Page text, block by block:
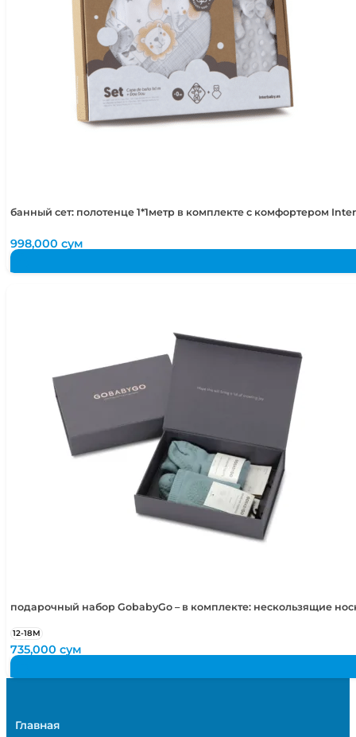
банный сет: полотенце 1*1метр в комплекте с комфортером
998,000сум
подарочный набор GobabyGo – в комплекте: нескользящие
12-18М
735,000сум
Главная